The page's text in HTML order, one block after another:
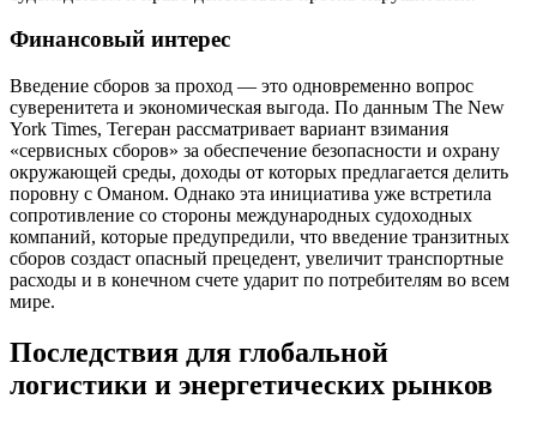
Финансовый интерес
Введение сборов за проход — это одновременно вопрос
суверенитета и экономическая выгода. По данным The New
York Times, Тегеран рассматривает вариант взимания
«сервисных сборов» за обеспечение безопасности и охрану
окружающей среды, доходы от которых предлагается делить
поровну с Оманом. Однако эта инициатива уже встретила
сопротивление со стороны международных судоходных
компаний, которые предупредили, что введение транзитных
сборов создаст опасный прецедент, увеличит транспортные
расходы и в конечном счете ударит по потребителям во всем
мире.
Последствия для глобальной
логистики и энергетических рынков